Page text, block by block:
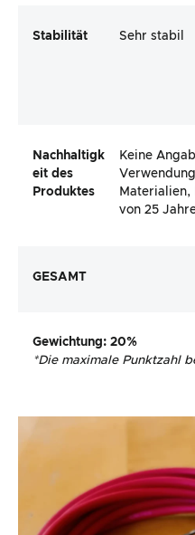
Stabilität Sehr stabil
Nachhaltigk
eit des
Produktes
Keine
Materialien,
von 25
GESAMT
Gewichtung: 20%
*Die maximale Punktzahl